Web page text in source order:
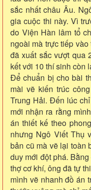
sắc nhất châu Âu.
gia cuộc thi này. Vì
do Viện Hàn lâm tổ
ngoài mà trực tiếp
đã xuất sắc vượt qua
kết với 10 thí sinh còn
Để chuẩn bị cho bài
mài vẽ kiến trúc
Trung Hải. Đến lúc
mới nhận ra rằng
án thiết kế theo
nhưng Ngô Viết Thụ
bản cũ mà vẽ lại toàn
duy mới đột phá.
thợ cơ khí, ông đã tự
mình vẽ nhanh đồ án